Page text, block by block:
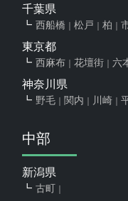
千葉県
西船橋 松戸 柏
東京都
西麻布 花壇街 六
神奈川県
野毛 関内 川崎
中部
新潟県
古町